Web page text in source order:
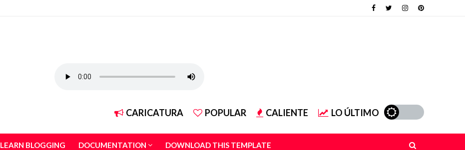
CARICATURA POPULAR CALIENTE LO ÚLTIMO
LEARN BLOGGING DOCUMENTATION DOWNLOAD THIS TEMPLATE